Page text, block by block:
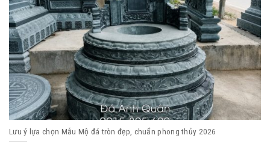
Lưu ý lựa chọn Mẫu Mộ đá tròn đẹp, chuẩn phong thủy 2026